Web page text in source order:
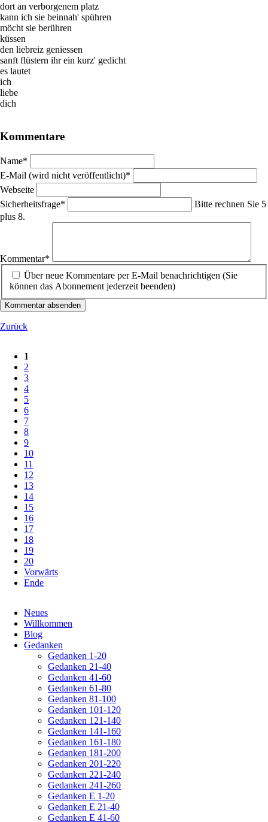
dort an verborgenem platz
kann ich sie beinnah' spühren
möcht sie berühren
küssen
den liebreiz geniessen
sanft flüstern ihr ein kurz' gedicht
es lautet
ich
liebe
dich
Kommentare
Pflichtfeld
Name*
Pflichtfeld
E-Mail (wird nicht veröffentlicht)*
Webseite
Pflichtfeld
Sicherheitsfrage*
Bitte rechnen Sie 5
plus 8.
Kommentar*
Über neue Kommentare per E-Mail benachrichtigen (Sie
können das Abonnement jederzeit beenden)
Kommentar absenden
Zurück
1
2
3
4
5
6
7
8
9
10
11
12
13
14
15
16
17
18
19
20
Vorwärts
Ende
überspringen
Neues
Willkommen
Blog
Gedanken
Gedanken 1-20
Gedanken 21-40
Gedanken 41-60
Gedanken 61-80
Gedanken 81-100
Gedanken 101-120
Gedanken 121-140
Gedanken 141-160
Gedanken 161-180
Gedanken 181-200
Gedanken 201-220
Gedanken 221-240
Gedanken 241-260
Gedanken E 1-20
Gedanken E 21-40
Gedanken E 41-60